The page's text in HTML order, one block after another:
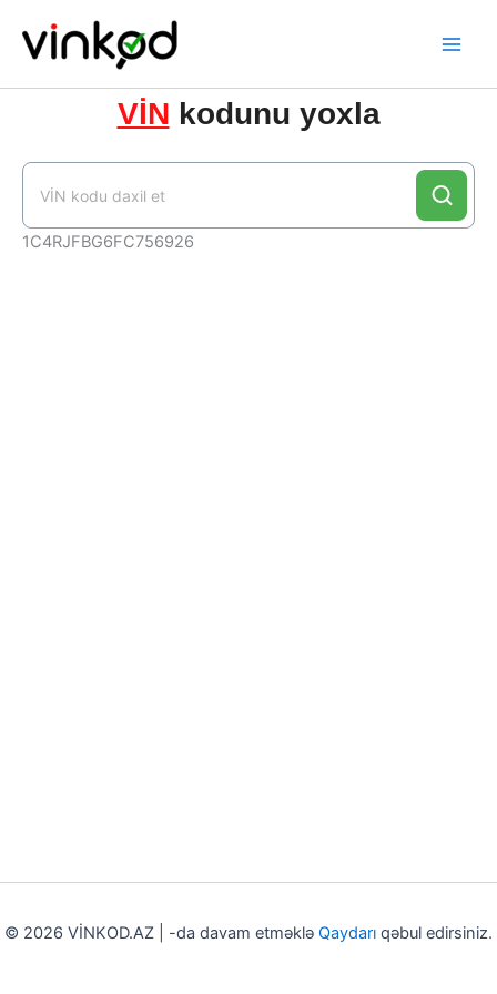
content
VİN kodunu yoxla
1C4RJFBG6FC756926
© 2026 VİNKOD.AZ | -da davam etməklə Qaydarı qəbul edirsiniz.